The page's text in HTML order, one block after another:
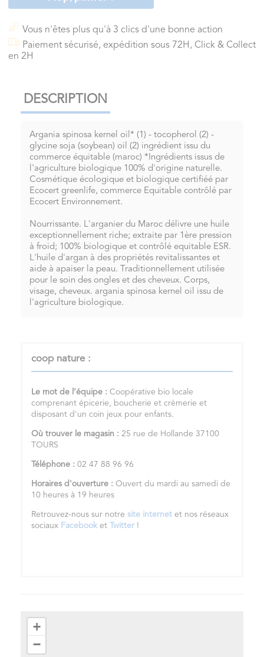
Vous n'êtes plus qu'à 3 clics d'une bonne action
Paiement sécurisé, expédition sous 72H, Click & Collect
en 2H
DESCRIPTION
Argania spinosa kernel oil* (1) - tocopherol (2) -
glycine soja (soybean) oil (2) ingrédient issu du
commerce équitable (maroc) *Ingrédients issus de
l'agriculture biologique 100% d'origine naturelle.
Cosmétique écologique et biologique certifiéé par
Ecocert greenlife, commerce Equitable contrôlé par
Ecocert Environnement.
Nourrissante. L'arganier du Maroc délivre une huile
exceptionnellement riche; extraite par 1ère pression
à froid; 100% biologique et contrôlé equitable ESR.
L'huile d'argan à des propriétés revitalissantes et
aide à apaiser la peau. Traditionnellement utilisée
pour le soin des ongles et des cheveux. Corps,
visage, cheveux. argania spinosa kernel oil issu de
l'agriculture biologique.
coop nature :
Le mot de l’équipe : Coopérative bio locale
comprenant épicerie, boucherie et crèmerie et
disposant d'un coin jeux pour enfants.
Où trouver le magasin : 25 rue de Hollande 37100
TOURS
Téléphone : 02 47 88 96 96
Horaires d'ouverture : Ouvert du mardi au samedi de
10 heures à 19 heures
Retrouvez-nous sur notre site internet et nos réseaux
sociaux Facebook et Twitter !
+
−